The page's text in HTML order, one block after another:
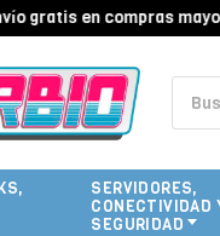
en compras mayores
SERVIDORES,
CONECTIVIDAD
SEGURIDAD